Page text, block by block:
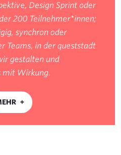
Design Sprint oder
200 Teilnehmer*innen;
synchron oder
Teams, in der queststadt
gestalten und
mit Wirkung.